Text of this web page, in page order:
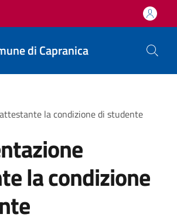
di Capranica
la condizione di studente
la condizione